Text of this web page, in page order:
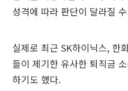
성격에 따라 판단이 달라질
실제로 최근 SK하이닉스, 한
들이 제기한 유사한 퇴직금
하기도 했다.